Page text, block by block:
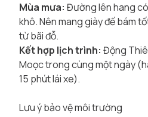
Mùa mưa: Đường lên hang
khô. Nên mang giày đế bám
từ bãi đỗ.
Kết hợp lịch trình: Động
Moọc trong cùng một ngày
15 phút lái xe).
Lưu ý bảo vệ môi trường